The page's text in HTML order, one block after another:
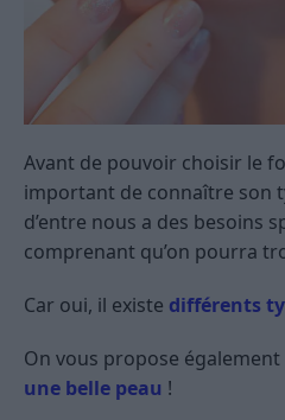
Avant de pouvoir choisir le
important de connaître son
d’entre nous a des besoins
comprenant qu’on pourra
Car oui, il existe différents
On vous propose
une belle peau !